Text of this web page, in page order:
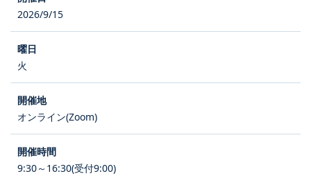
2026/9/15
火
オンライン(Zoom)
9:30～16:30(受付9:00)